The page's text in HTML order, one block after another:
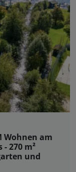
Wohnen am
270 m²
und